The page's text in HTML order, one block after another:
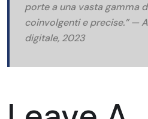
porte a una vasta gamma
coinvolgenti e precise.”—
digitale, 2023